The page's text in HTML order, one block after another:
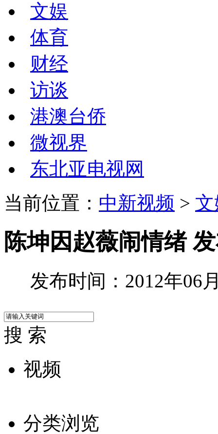
文娱
体育
财经
访谈
港澳台侨
微视界
东北亚电视网
当前位置： 中新视频 >
陈坤因赵薇闹情绪
发布时间：2012年06
搜 索
视频
分类浏览